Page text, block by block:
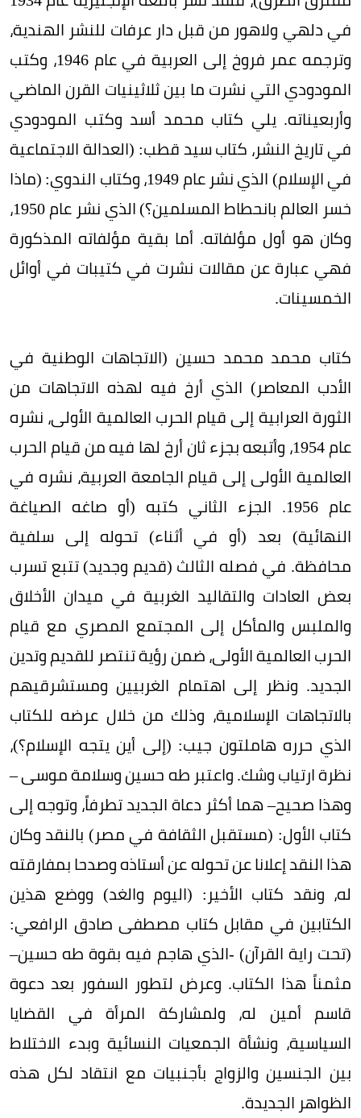
في دلهي ولاهور من قبل دار عرفات للنشر الهندية،
وترجمه عمر فروخ إلى العربية في عام 1946، وكتب
المودودي التي نشرت ما بين ثلاثينيات القرن الماضي
وأربعيناته. يلي كتاب محمد أسد وكتب المودودي
في تاريخ النشر، كتاب سيد قطب: (العدالة الاجتماعية
في الإسلام) الذي نشر عام 1949، وكتاب الندوي: (ماذا
خسر العالم بانحطاط المسلمين؟) الذي نشر عام 1950،
وكان هو أول مؤلفاته. أما بقية مؤلفاته المذكورة
فهي عبارة عن مقالات نشرت في كتيبات في أوائل
الخمسينات.
كتاب محمد محمد حسين (الاتجاهات الوطنية في
الأدب المعاصر) الذي أرخ فيه لهذه الاتجاهات من
الثورة العرابية إلى قيام الحرب العالمية الأولى، نشره
عام 1954، وأتبعه بجزء ثان أرخ لها فيه من قيام الحرب
العالمية الأولى إلى قيام الجامعة العربية، نشره في
عام 1956. الجزء الثاني كتبه (أو صاغه الصياغة
النهائية) بعد (أو في أثناء) تحوله إلى سلفية
محافظة. في فصله الثالث (قديم وجديد) تتبع تسرب
بعض العادات والتقاليد الغربية في ميدان الأخلاق
والملبس والمأكل إلى المجتمع المصري مع قيام
الحرب العالمية الأولى، ضمن رؤية تنتصر للقديم وتدين
الجديد. ونظر إلى اهتمام الغربيين ومستشرقيهم
بالاتجاهات الإسلامية، وذلك من خلال عرضه للكتاب
الذي حرره هاملتون جيب: (إلى أين يتجه الإسلام؟)،
نظرة ارتياب وشك. واعتبر طه حسين وسلامة موسى –
وهذا صحيح– هما أكثر دعاة الجديد تطرفاً، وتوجه إلى
كتاب الأول: (مستقبل الثقافة في مصر) بالنقد وكان
هذا النقد إعلانا عن تحوله عن أستاذه وصدحا بمفارقته
له، ونقد كتاب الأخير: (اليوم والغد) ووضع هذين
الكتابين في مقابل كتاب مصطفى صادق الرافعي:
(تحت راية القرآن) -الذي هاجم فيه بقوة طه حسين–
مثمناً هذا الكتاب. وعرض لتطور السفور بعد دعوة
قاسم أمين له، ولمشاركة المرأة في القضايا
السياسية، ونشأة الجمعيات النسائية وبدء الاختلاط
بين الجنسين والزواج بأجنبيات مع انتقاد لكل هذه
الظواهر الجديدة.